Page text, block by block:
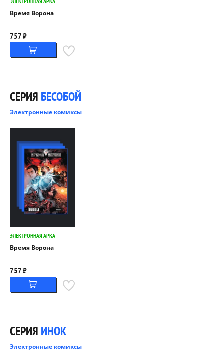
Время Ворона
757 ₽
СЕРИЯ БЕСОБОЙ
Электронные комиксы
ЭЛЕКТРОННАЯ АРКА
Время Ворона
757 ₽
СЕРИЯ ИНОК
Электронные комиксы